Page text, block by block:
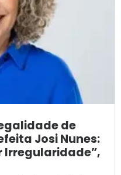
de
Josi Nunes:
Irregularidade”,